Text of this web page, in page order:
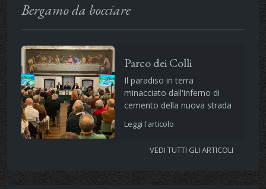
Bergamo da bocciare
Parco dei Colli
Il paradiso in terra
minacciato dall'inferno di
cemento della nuova strada
Leggi l'articolo
VEDI TUTTI GLI ARTICOLI